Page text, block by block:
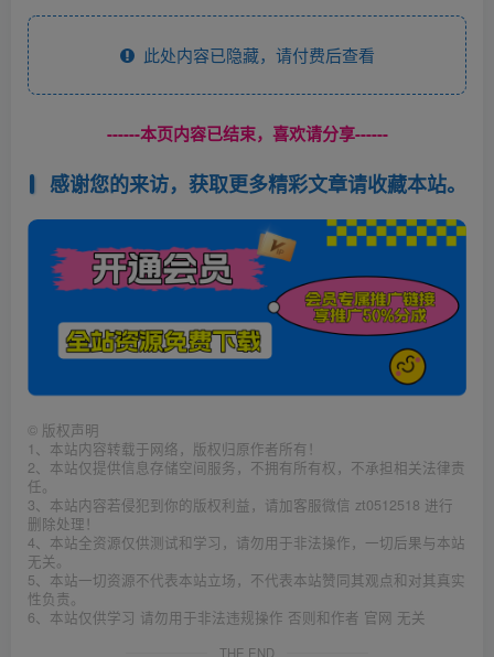
此处内容已隐藏，请付费后查看
------本页内容已结束，喜欢请分享------
感谢您的来访，获取更多精彩文章请收藏本站。
© 版权声明
1、本站内容转载于网络，版权归原作者所有！
2、本站仅提供信息存储空间服务，不拥有所有权，不承担相关法律责
任。
3、本站内容若侵犯到你的版权利益，请加客服微信 zt0512518 进行
删除处理！
4、本站全资源仅供测试和学习，请勿用于非法操作，一切后果与本站
无关。
5、本站一切资源不代表本站立场，不代表本站赞同其观点和对其真实
性负责。
6、本站仅供学习 请勿用于非法违规操作 否则和作者 官网 无关
THE END